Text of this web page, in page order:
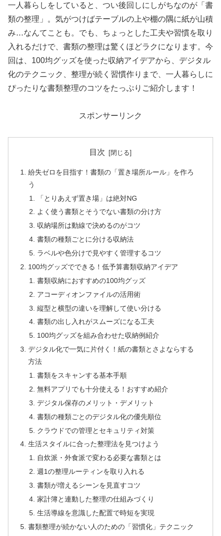
一人暮らしをしていると、つい後回しにしがちなのが「書
類の整理」。気がつけばテーブルの上や棚の隅に紙が山積
み…なんてことも。でも、ちょっとした工夫や習慣を取り
入れるだけで、書類の整理は驚くほどラクになります。今
回は、100均グッズを使った収納アイデアから、デジタル
化のテクニック、整理が続く習慣作りまで、一人暮らしに
ぴったりな書類整理のコツをたっぷりご紹介します！
スポンサーリンク
目次
紛失ゼロを目指す！書類の「置き場所ルール」を作ろ
う
「とりあえず置き場」は絶対NG
よく使う書類とそうでない書類の分け方
収納場所は動線で決めるのがコツ
書類の種類ごとに分ける収納法
ラベルや色分けで見やすく管理するコツ
100均グッズでできる！低予算書類収納アイデア
書類収納におすすめの100均グッズ
アコーディオンファイルの活用術
縦型と横型の違いを理解して使い分ける
書類の出し入れがスムーズになる工夫
100均グッズを組み合わせた収納例紹介
デジタル化で一気に片付く！紙の書類とさよならする
方法
書類をスキャンする基本手順
無料アプリでも十分使える！おすすめ紹介
デジタル保存のメリット・デメリット
書類の種類ごとのデジタル化の優先順位
クラウドでの管理とセキュリティ対策
生活スタイルに合った整理法を見つけよう
自炊派・外食派で変わる必要な書類とは
週1の整理ルーティンを取り入れる
書類が増えるシーンを見直すコツ
家計簿と連動した整理の仕組みづくり
生活導線を意識した配置で時短を実現
書類整理が続かない人のための「習慣化」テクニック